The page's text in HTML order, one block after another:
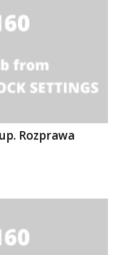
Rozprawa